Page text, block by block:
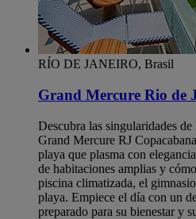
RÍO DE JANEIRO, Brasil
Grand Mercure Rio de
Descubra las singularidades
Grand Mercure RJ
playa que plasma con
de habitaciones amplias y
piscina climatizada, el
playa. Empiece el día con un
preparado para su bienestar y